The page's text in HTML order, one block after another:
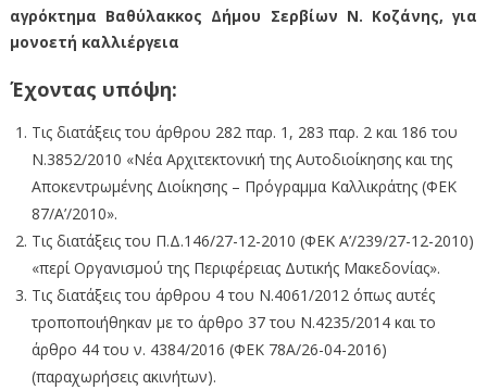
αγρόκτημα Βαθύλακκος Δήμου Σερβίων Ν. Κοζάνης, για
μονοετή καλλιέργεια
Έχοντας υπόψη:
Τις διατάξεις του άρθρου 282 παρ. 1, 283 παρ. 2 και 186 του
Ν.3852/2010 «Νέα Αρχιτεκτονική της Αυτοδιοίκησης και της
Αποκεντρωμένης Διοίκησης – Πρόγραμμα Καλλικράτης (ΦΕΚ
87/Α’/2010».
Τις διατάξεις του Π.Δ.146/27-12-2010 (ΦΕΚ Α’/239/27-12-2010)
«περί Οργανισμού της Περιφέρειας Δυτικής Μακεδονίας».
Τις διατάξεις του άρθρου 4 του Ν.4061/2012 όπως αυτές
τροποποιήθηκαν με το άρθρο 37 του Ν.4235/2014 και το
άρθρο 44 του ν. 4384/2016 (ΦΕΚ 78Α/26-04-2016)
(παραχωρήσεις ακινήτων).